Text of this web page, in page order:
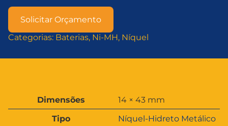
Solicitar Orçamento
Categorias: Baterias, Ni-MH, Níquel
t
Dimensões
14 × 43 mm
Tipo
Níquel-Hidreto Metálico